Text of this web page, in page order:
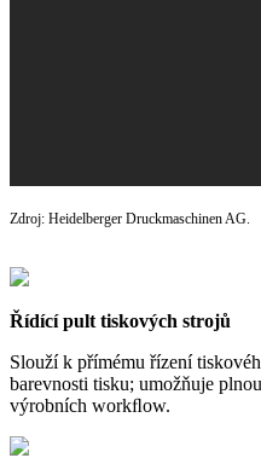
Zdroj: Heidelberger Druckmaschinen AG.
Řídící pult tiskových strojů
Slouží k přímému řízení
barevnosti tisku; umožňuje
výrobních workﬂow.